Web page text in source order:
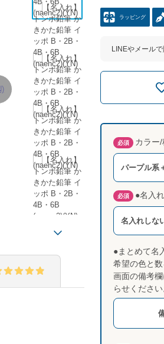
ラッピング
LINEやメール
必須 カラー
パープル系
必須 ●名入
名入れしな
●まとめて名
希望の色と
画面の備考
らせください